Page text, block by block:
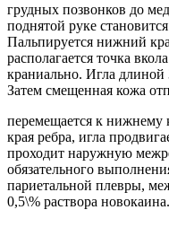
грудных позвонков до
поднятой руке
Пальпируется нижний
располагается точка
краниально. Игла длиной
Затем смещенная кожа
перемещается к нижнему
края ребра, игла
проходит наружную
обязательного
париетальной плевры,
0,5\% раствора